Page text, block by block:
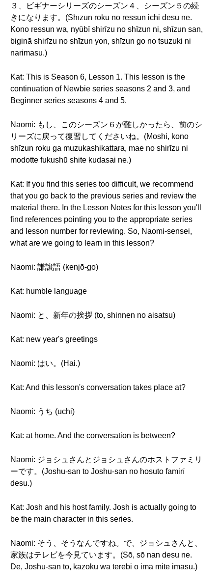
３、ビギナーシリーズのシーズン４、シーズン５の続
きになります。(Shīzun roku no ressun ichi desu ne.
Kono ressun wa, nyūbī shirīzu no shīzun ni, shīzun san,
biginā shirīzu no shīzun yon, shīzun go no tsuzuki ni
narimasu.)
Kat: This is Season 6, Lesson 1. This lesson is the
continuation of Newbie series seasons 2 and 3, and
Beginner series seasons 4 and 5.
Naomi: もし、このシーズン６が難しかったら、前のシ
リーズに戻って復習してくださいね。(Moshi, kono
shīzun roku ga muzukashikattara, mae no shirīzu ni
modotte fukushū shite kudasai ne.)
Kat: If you find this series too difficult, we recommend
that you go back to the previous series and review the
material there. In the Lesson Notes for this lesson you'll
find references pointing you to the appropriate series
and lesson number for reviewing. So, Naomi-sensei,
what are we going to learn in this lesson?
Naomi: 謙譲語 (kenjō-go)
Kat: humble language
Naomi: と、新年の挨拶 (to, shinnen no aisatsu)
Kat: new year's greetings
Naomi: はい。(Hai.)
Kat: And this lesson's conversation takes place at?
Naomi: うち (uchi)
Kat: at home. And the conversation is between?
Naomi: ジョシュさんとジョシュさんのホストファミリ
ーです。(Joshu-san to Joshu-san no hosuto famirī
desu.)
Kat: Josh and his host family. Josh is actually going to
be the main character in this series.
Naomi: そう、そうなんですね。で、ジョシュさんと、
家族はテレビを今見ています。(Sō, sō nan desu ne.
De, Joshu-san to, kazoku wa terebi o ima mite imasu.)